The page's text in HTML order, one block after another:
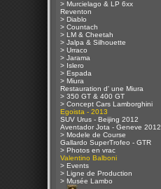
> Murcielago & LP 6xx
Reventon
> Diablo
> Countach
> LM & Cheetah
> Jalpa & Silhouette
> Urraco
> Jarama
> Islero
> Espada
> Miura
Restauration d' une Miura
> 350 GT & 400 GT
> Concept Cars Lamborghini
Egoista - 2013
SUV Urus - Beijing 2012
Aventador Jota - Geneve 2012
> Modele de Course
Gallardo SuperTrofeo - GTR
> Photos en vrac
Valentino Balboni
> Events
> Ligne de Production
> Musée Lambo